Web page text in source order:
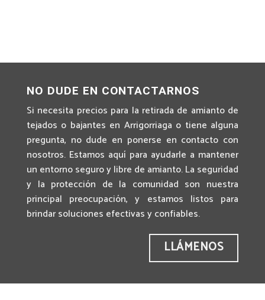
NO DUDE EN CONTACTARNOS
Si necesita precios para la retirada de amianto de
tejados o bajantes en Arrigorriaga o tiene alguna
pregunta, no dude en ponerse en contacto con
nosotros. Estamos aquí para ayudarle a mantener
un entorno seguro y libre de amianto. La seguridad
y la protección de la comunidad son nuestra
principal preocupación, y estamos listos para
brindar soluciones efectivas y confiables.
LLÁMENOS